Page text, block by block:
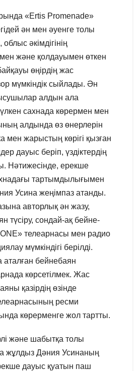
«Ertis Promenade»
ән мен әуенге толы
әкімдігінің
және қолдауымен өткен
өңірдің жас
мүмкіндік сыйлады. Ән
алдын ала
үлкен сахнада көрермен мен
алдында өз өнерлерін
мен жарыстың көрігі қызған
дауыс беріп, үздіктердің
Нәтижесінде, ерекше
тартымдылығымен
Усина жеңімпаз атанды.
авторлық ән жазу,
түсіру, сондай-ақ бейне-
телеарнасы мен радио
мүмкіндігі берілді.
аталған бейнебаян
көрсетілмек. Жас
қазірдің өзінде
ресми
көрерменге жол тартты.
және шабытқа толы
жұлдыз Дәния Усинаның
дауыс қуатын паш